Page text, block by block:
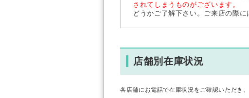
されてしまうものがございます。
どうかご了解下さい。ご来店の際に
店舗別在庫状況
各店舗にお電話で在庫状況をご確認いただき